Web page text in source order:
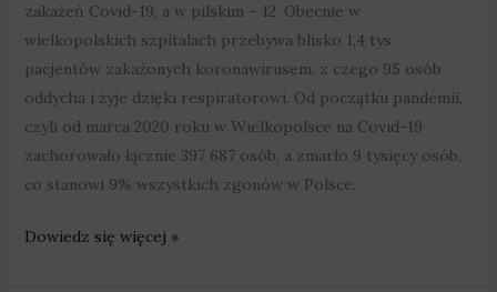
zakażeń Covid-19, a w pilskim – 12. Obecnie w
wielkopolskich szpitalach przebywa blisko 1,4 tys.
pacjentów zakażonych koronawirusem, z czego 95 osób
oddycha i żyje dzięki respiratorowi. Od początku pandemii,
czyli od marca 2020 roku w Wielkopolsce na Covid-19
zachorowało łącznie 397 687 osób, a zmarło 9 tysięcy osób,
co stanowi 9% wszystkich zgonów w Polsce.
Dowiedz się więcej »